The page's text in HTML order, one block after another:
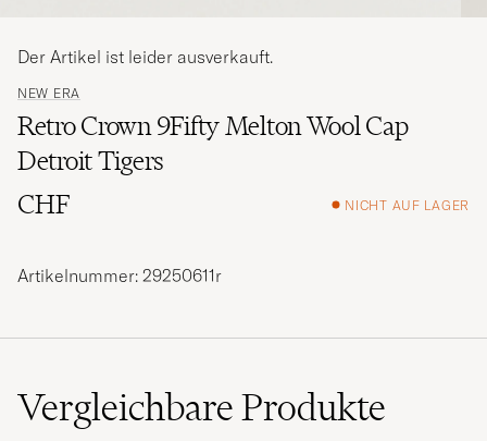
NEW ERA
Retro Crown 9Fifty Melton Wool Cap
Detroit Tigers
CHF
NICHT AUF LAGER
Der Artikel ist leider ausverkauft.
Artikelnummer: 29250611r
VergleichbareProdukte